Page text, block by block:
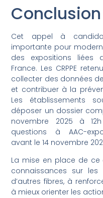
Conclusion
Cet appel à
importante pour
des expositions liées
France. Les CRPPE
collecter des données
et contribuer à la
Les établissements
déposer un dossier
novembre 2025 à
questions à AAC-
avant le 14 novembre
La mise en place de ce
connaissances sur
d’autres fibres, à
à mieux orienter les